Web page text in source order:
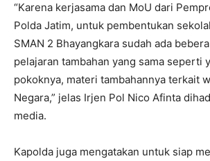
“Karena kerjasama dan MoU dari
Polda Jatim, untuk pembentukan
SMAN 2 Bhayangkara sudah ada
pelajaran tambahan yang sama seperti
pokoknya, materi tambahannya terkait
Negara,” jelas Irjen Pol Nico Afinta
media.
Kapolda juga mengatakan untuk siap